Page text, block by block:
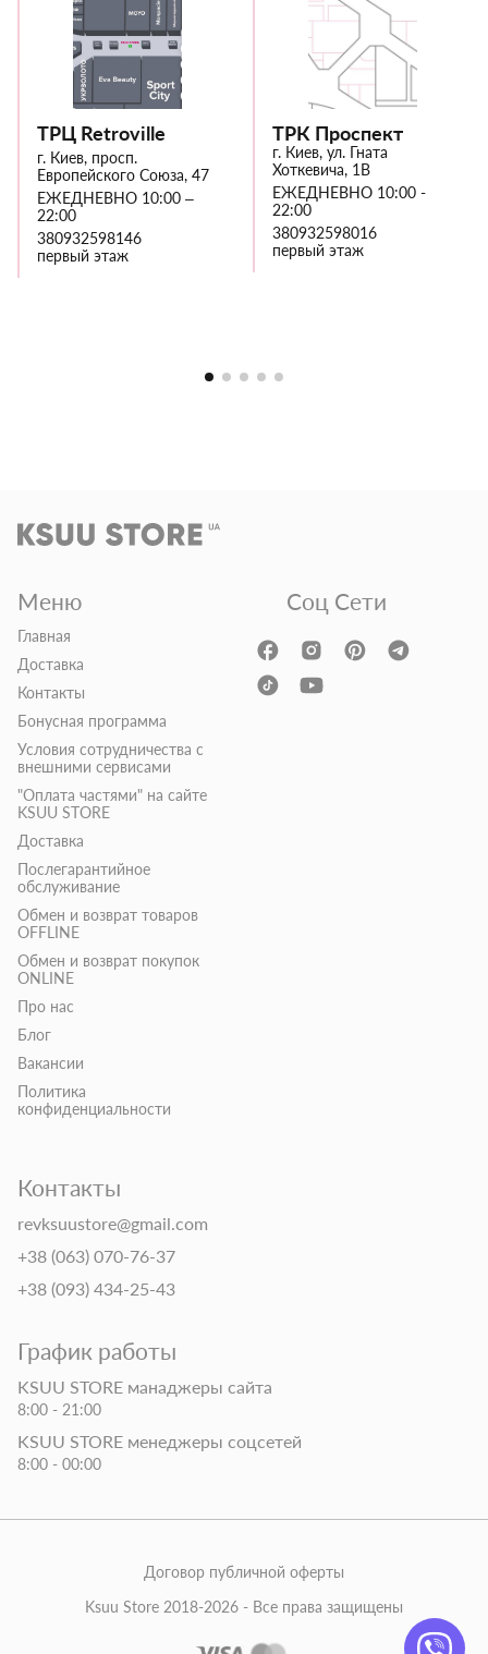
ТРЦ Retroville
г. Киев, просп.
Европейского Союза, 47
ЕЖЕДНЕВНО 10:00 –
22:00
380932598146
первый этаж
ТРК Проспект
г. Киев, ул. Гната
Хоткевича, 1В
ЕЖЕДНЕВНО 10:00 -
22:00
380932598016
первый этаж
Меню
Главная
Доставка
Контакты
Бонусная программа
Условия сотрудничества с
внешними сервисами
"Оплата частями" на сайте
KSUU STORE
Доставка
Послегарантийное
обслуживание
Обмен и возврат товаров
OFFLINE
Обмен и возврат покупок
ONLINE
Про нас
Блог
Вакансии
Политика
конфиденциальности
Контакты
revksuustore@gmail.com
+38 (063) 070-76-37
+38 (093) 434-25-43
График работы
KSUU STORE манаджеры сайта
8:00 - 21:00
KSUU STORE менеджеры соцсетей
8:00 - 00:00
Соц Сети
Ksuu Store 2018-2026 - Все права защищены
Договор публичной оферты